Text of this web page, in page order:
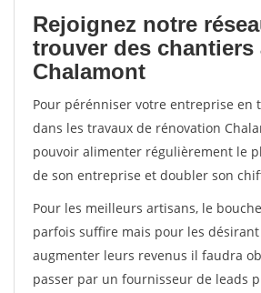
Rejoignez notre
trouver des chantiers
Chalamont
Pour pérénniser votre entreprise en
dans les travaux de rénovation
pouvoir alimenter régulièrement le
de son entreprise et doubler son
Pour les meilleurs artisans, le
parfois suffire mais pour les
augmenter leurs revenus il faudra
passer par un fournisseur de leads